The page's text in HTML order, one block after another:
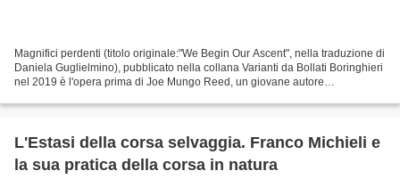
Magnifici perdenti (titolo originale:"We Begin Our Ascent", nella traduzione di
Daniela Guglielmino), pubblicato nella collana Varianti da Bollati Boringhieri
nel 2019 è l'opera prima di Joe Mungo Reed, un giovane autore
L'Estasi della corsa selvaggia. Franco Michieli e
la sua pratica della corsa in natura